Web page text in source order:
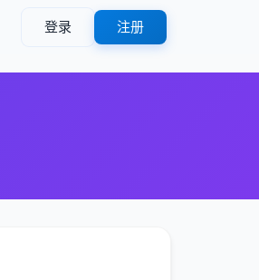
登录 注册